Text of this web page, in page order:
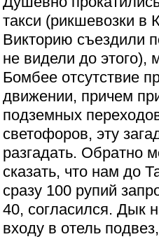
такси (рикшевозки в
Викторию съездили
не видели до этого),
Бомбее отсутствие
движении, причем
подземных
светофоров, эту
разгадать. Обратно
сказать, что нам до
сразу 100 рупий
40, согласился. Дык
входу в отель